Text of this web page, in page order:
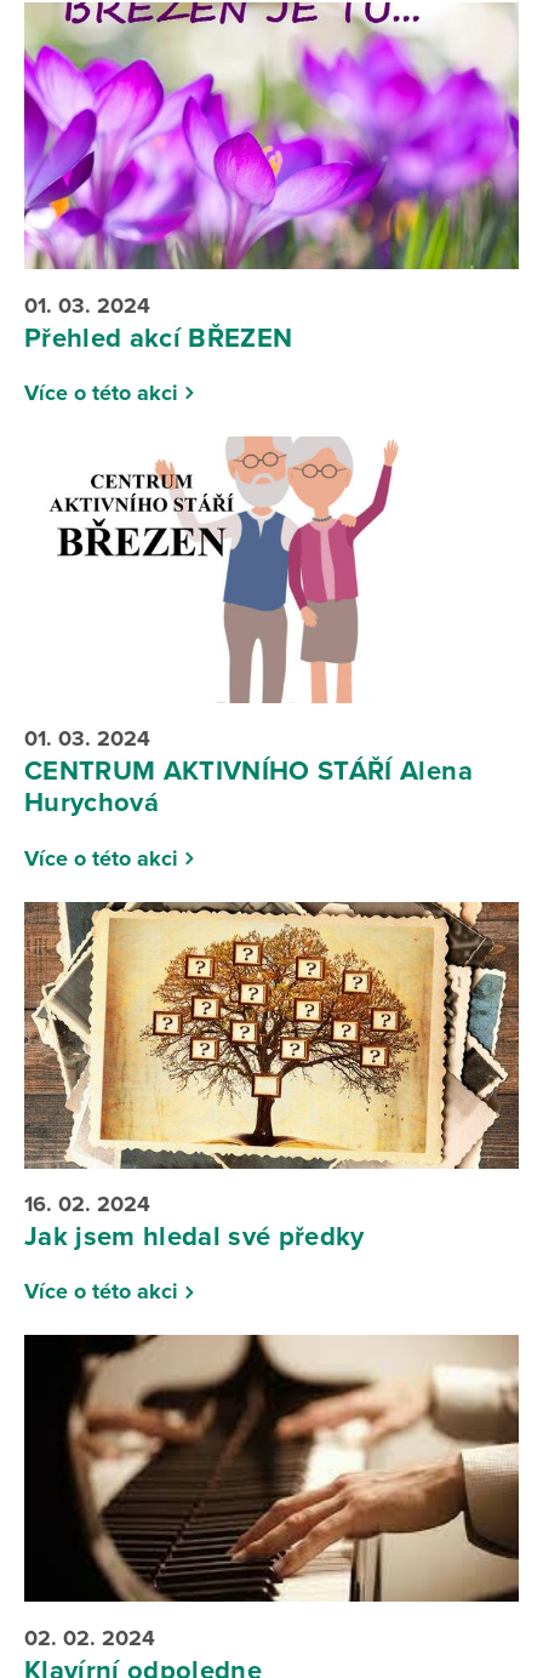
01. 03. 2024
Přehled akcí BŘEZEN
Více o této akci
01. 03. 2024
CENTRUM AKTIVNÍHO STÁŘÍ Alena
Hurychová
Více o této akci
16. 02. 2024
Jak jsem hledal své předky
Více o této akci
02. 02. 2024
Klavírní odpoledne